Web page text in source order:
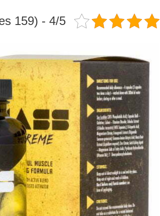
4/5 - (159 votes)